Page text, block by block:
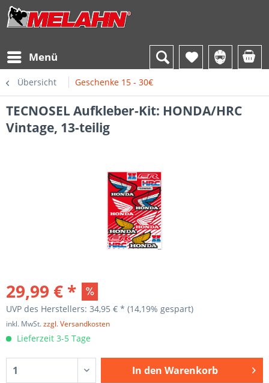
Menü
Übersicht Geschenke 15 - 30€
TECNOSEL Aufkleber-Kit: HONDA/HRC
Vintage, 13-teilig
29,99 € *
UVP des Herstellers: 34,95 € * (14,19% gespart)
inkl. MwSt.zzgl. Versandkosten
Lieferzeit 3-5 Tage
In den Warenkorb